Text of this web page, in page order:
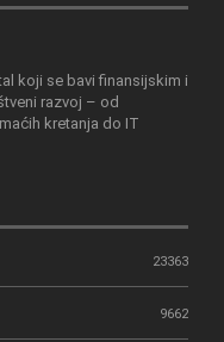
koji se bavi finansijskim i
razvoj – od
kretanja do IT
23363
9662